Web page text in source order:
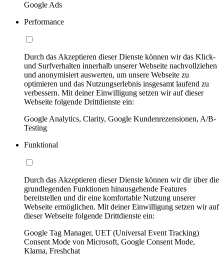
Google Ads
Performance
Durch das Akzeptieren dieser Dienste können wir das Klick-
und Surfverhalten innerhalb unserer Webseite nachvollziehen
und anonymisiert auswerten, um unsere Webseite zu
optimieren und das Nutzungserlebnis insgesamt laufend zu
verbessern. Mit deiner Einwilligung setzen wir auf dieser
Webseite folgende Drittdienste ein:
Google Analytics, Clarity, Google Kundenrezensionen, A/B-
Testing
Funktional
Durch das Akzeptieren dieser Dienste können wir dir über die
grundlegenden Funktionen hinausgehende Features
bereitstellen und dir eine komfortable Nutzung unserer
Webseite ermöglichen. Mit deiner Einwilligung setzen wir auf
dieser Webseite folgende Drittdienste ein:
Google Tag Manager, UET (Universal Event Tracking)
Consent Mode von Microsoft, Google Consent Mode,
Klarna, Freshchat